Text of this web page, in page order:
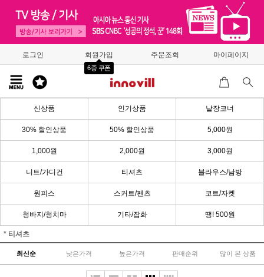
로그인 회원가입
6종 쿠폰
주문조회 마이페이지
신상품 인기상품 낱장코너
30% 할인상품 50% 할인상품 5,000원
1,000원 2,000원 3,000원
니트/가디건 티셔츠 블라우스/남방
원피스 스커트/팬츠 코트/자켓
청바지/청치마 기타/잡화 땡! 500원
* 티셔츠
최신순 낮은가격 높은가격 판매순위 많이 본 상품